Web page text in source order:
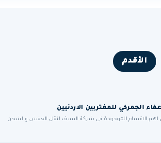
الأقدم
اهم الاقسام الموجودة فى شركة السيف لنقل العفش والشحن